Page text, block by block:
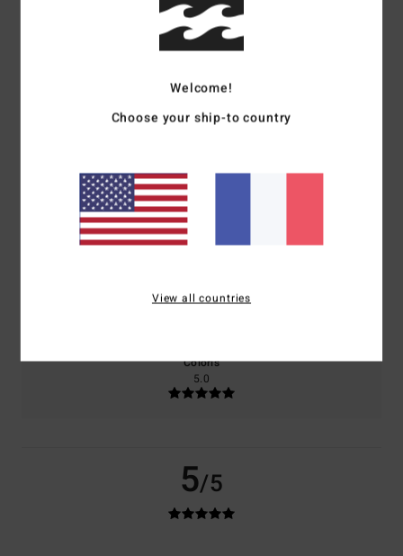
Note moyenne
4.5/5
Confort
5.0
Coloris
5.0
5/5
Welcome!
Choose your ship-to country
View all countries